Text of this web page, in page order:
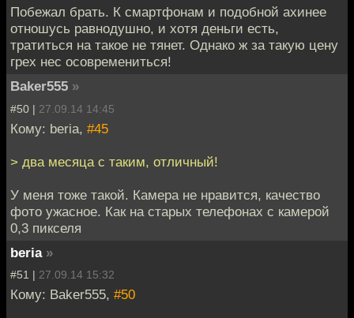
Побежал брать. К смартфонам и подобной ахинее
отношусь равнодушно, и хотя деньги есть,
тратиться на такое не тянет. Однако ж за такую цену
грех нес осовремениться!
Baker555 »
#50 | 27.09.14 14:45
Кому: beria, #45
> два месяца с таким, отличный!
У меня тоже такой. Камера не нравится, качество
фото ужасное. Как на старых телефонах с камерой
0,3 пикселя
beria »
#51 | 27.09.14 15:32
Кому: Baker555, #50